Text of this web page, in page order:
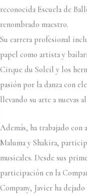
reconocida Escuela de
renombrado maestro.
Su carrera profesional
papel como artista y
Cirque du Soleil y los
pasión por la danza con
llevando su arte a nuevas
Además, ha trabajado
Maluma y Shakira,
musicales. Desde sus
participación en la
Company, Javier ha